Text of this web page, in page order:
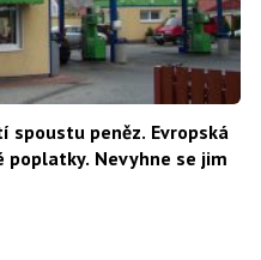
spoustu peněz. Evropská
poplatky. Nevyhne se jim